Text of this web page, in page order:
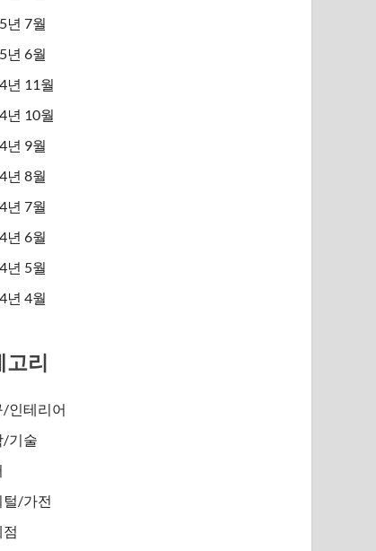
년 7월
년 6월
년 11월
년 10월
년 9월
년 8월
년 7월
년 6월
년 5월
년 4월
고리
/인테리어
/기술
털/가전
점